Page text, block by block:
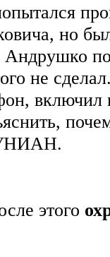
но
Андрушко
не
УНИАН.
этого